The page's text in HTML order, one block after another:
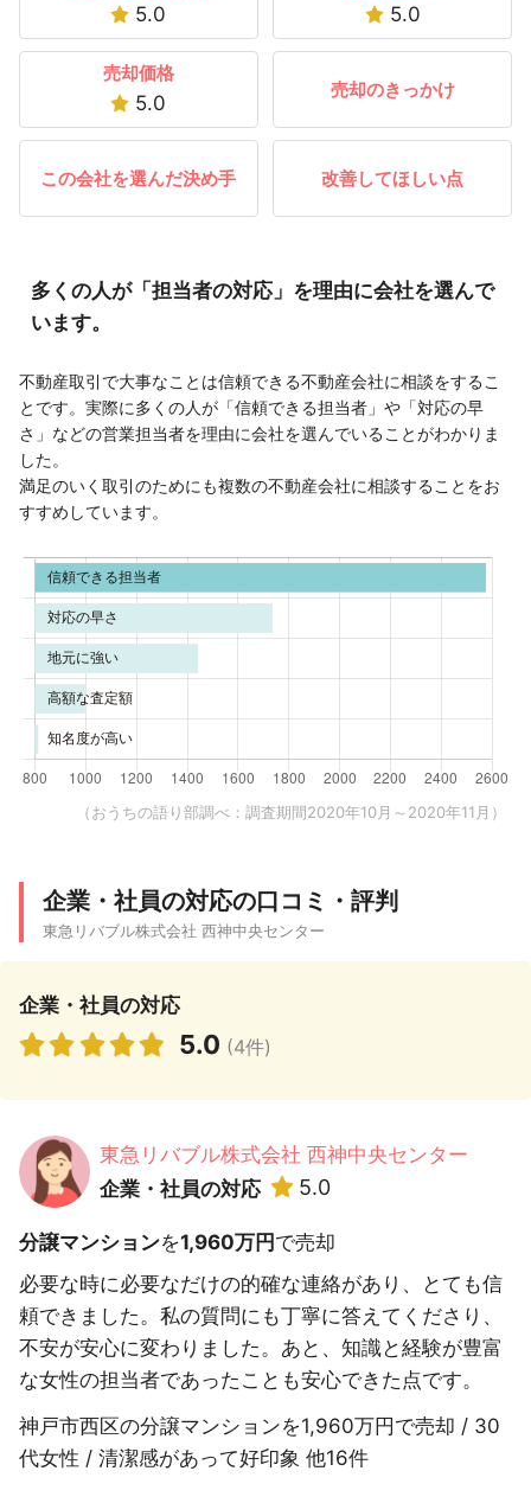
5.0 5.0
売却価格
5.0
売却のきっかけ
この会社を選んだ決め手 改善してほしい点
多くの人が「担当者の対応」を理由に会社を選んで
います。
不動産取引で大事なことは信頼できる不動産会社に相談をするこ
とです。実際に多くの人が「信頼できる担当者」や「対応の早
さ」などの営業担当者を理由に会社を選んでいることがわかりま
した。
満足のいく取引のためにも複数の不動産会社に相談することをお
すすめしています。
（おうちの語り部調べ：調査期間2020年10月～2020年11月）
企業・社員の対応の口コミ・評判
東急リバブル株式会社 西神中央センター
企業・社員の対応
5.0 (4件)
東急リバブル株式会社 西神中央センター
企業・社員の対応
5.0
分譲マンションを1,960万円で売却
必要な時に必要なだけの的確な連絡があり、とても信
頼できました。私の質問にも丁寧に答えてくださり、
不安が安心に変わりました。あと、知識と経験が豊富
な女性の担当者であったことも安心できた点です。
神戸市西区の分譲マンションを1,960万円で売却 / 30
代女性 / 清潔感があって好印象 他16件